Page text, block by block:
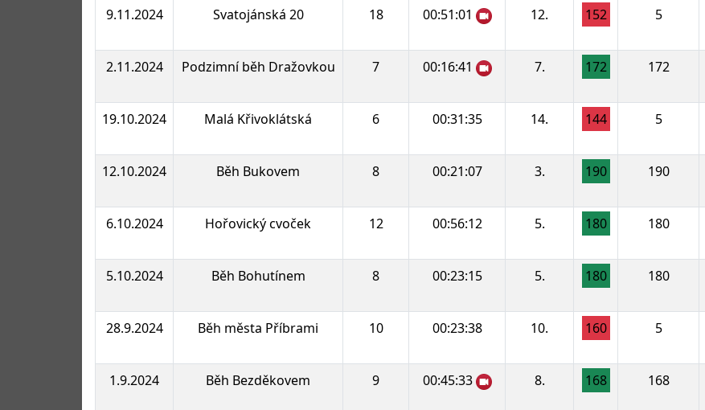
9.11.2024
Svatojánská 20 18 00:51:01 12. 152 5
2.11.2024
Podzimní běh Dražovkou 7 00:16:41 7. 172 172
19.10.2024
Malá Křivoklátská 6 00:31:35 14. 144 5
12.10.2024
Běh Bukovem 8 00:21:07 3. 190 190
6.10.2024
Hořovický cvoček 12 00:56:12 5. 180 180
5.10.2024
Běh Bohutínem 8 00:23:15 5. 180 180
28.9.2024
Běh města Příbrami 10 00:23:38 10. 160 5
1.9.2024
Běh Bezděkovem 9 00:45:33 8. 168 168